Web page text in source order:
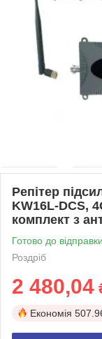
Репітер
KW16L-DCS,
комплект з
Готово до відправки
Роздріб
2 480,04
Економія